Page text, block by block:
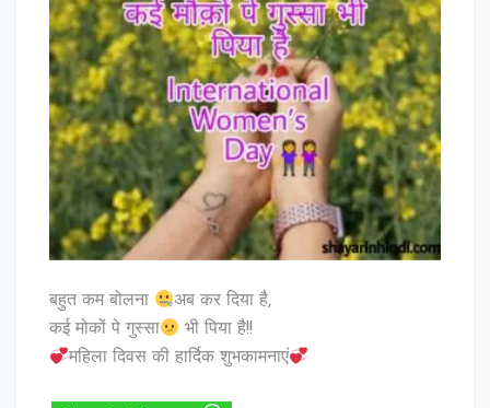
बहुत कम बोलना
अब कर दिया है,
कई मोकों पे गुस्सा
भी पिया है!!
महिला दिवस की हार्दिक शुभकामनाएं